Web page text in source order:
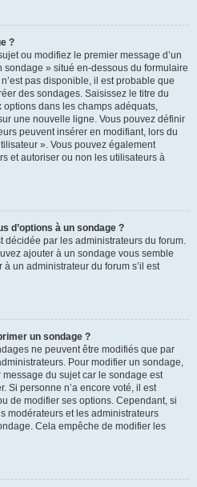
?
ou modifiez le premier message d’un
sondage » situé en-dessous du formulaire
pas disponible, il est probable que
des sondages. Saisissez le titre du
dans les champs adéquats,
une nouvelle ligne. Vous pouvez définir
peuvent insérer en modifiant, lors du
». Vous pouvez également
et autoriser ou non les utilisateurs à
d’options à un sondage ?
décidée par les administrateurs du forum.
ajouter à un sondage vous semble
un administrateur du forum s’il est
un sondage ?
ne peuvent être modifiés que par
Pour modifier un sondage,
du sujet car le sondage est
Si personne n’a encore voté, il est
de modifier ses options. Cependant, si
modérateurs et les administrateurs
Cela empêche de modifier les